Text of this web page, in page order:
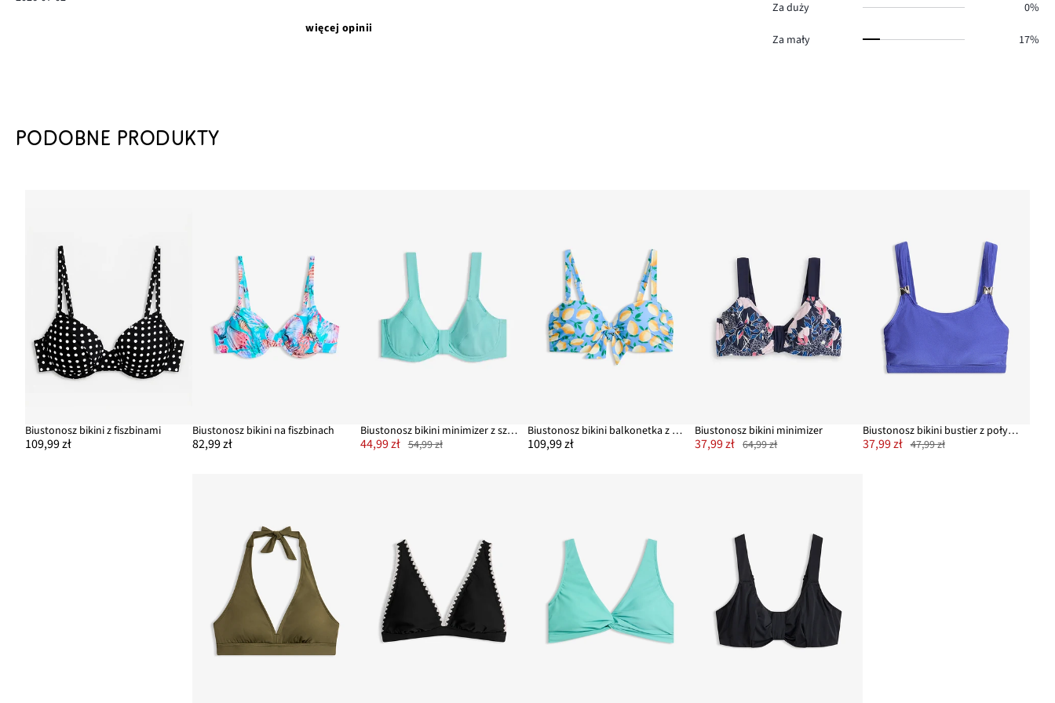
więcej opinii
Za duży 0%
Za mały 17%
PODOBNE PRODUKTY
Biustonosz bikini z fiszbinami
109,99 zł
Biustonosz bikini na fiszbinach
82,99 zł
Biustonosz bikini minimizer z szerokimi ramiączkami
44,99 zł 54,99 zł
Biustonosz bikini balkonetka z odpinanymi ramiączkami
109,99 zł
Biustonosz bikini minimizer
37,99 zł 64,99 zł
Biustonosz bikini bustier z połyskującego materiału
37,99 zł 47,99 zł